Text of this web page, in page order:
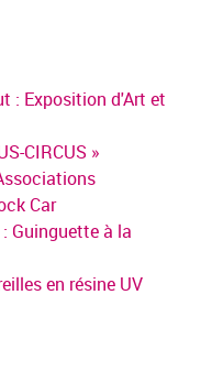
: Exposition d'Art et
CIRCUS »
Car
Guinguette à la
en résine UV